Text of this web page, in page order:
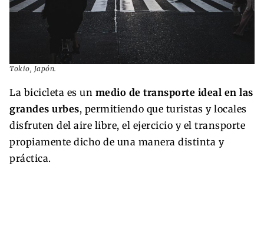
Tokio, Japón.
La bicicleta es un medio de transporte ideal en las
grandes urbes, permitiendo que turistas y locales
disfruten del aire libre, el ejercicio y el transporte
propiamente dicho de una manera distinta y
práctica.